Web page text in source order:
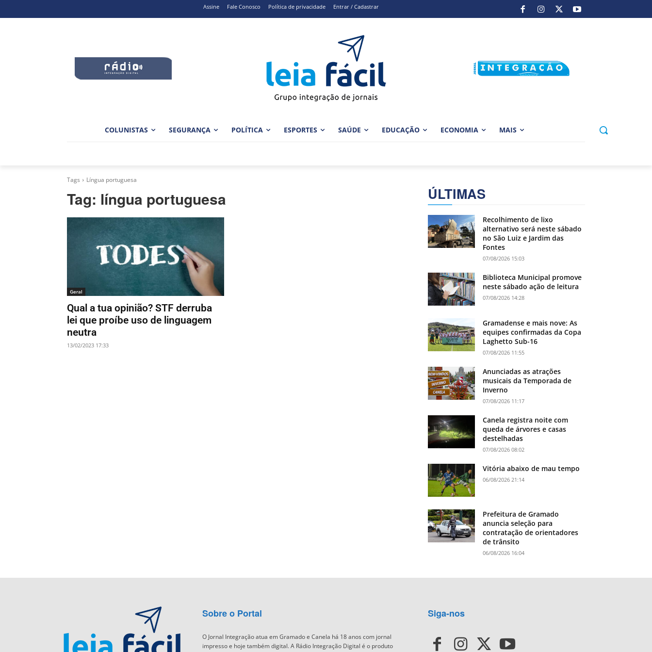
Assine Fale Conosco Política de privacidade Entrar / Cadastrar
COLUNISTAS SEGURANÇA POLÍTICA ESPORTES SAÚDE EDUCAÇÃO ECONOMIA MAIS
Tags Língua portuguesa
Tag: língua portuguesa
Geral
Qual a tua opinião? STF derruba
lei que proíbe uso de linguagem
neutra
13/02/2023 17:33
ÚLTIMAS
Recolhimento de lixo
alternativo será neste sábado
no São Luiz e Jardim das
Fontes
07/08/2026 15:03
Biblioteca Municipal promove
neste sábado ação de leitura
07/08/2026 14:28
Gramadense e mais nove: As
equipes confirmadas da Copa
Laghetto Sub-16
07/08/2026 11:55
Anunciadas as atrações
musicais da Temporada de
Inverno
07/08/2026 11:17
Canela registra noite com
queda de árvores e casas
destelhadas
07/08/2026 08:02
Vitória abaixo de mau tempo
06/08/2026 21:14
Prefeitura de Gramado
anuncia seleção para
contratação de orientadores
de trânsito
06/08/2026 16:04
Sobre o Portal
O Jornal Integração atua em Gramado e Canela há 18 anos com jornal
impresso e hoje também digital. A Rádio Integração Digital é o produto
Siga-nos